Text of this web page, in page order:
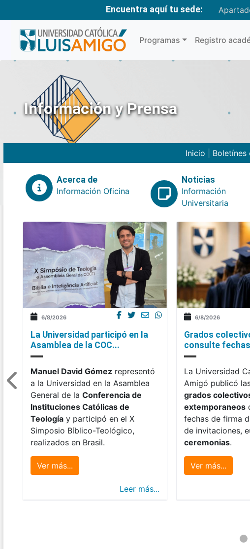
Encuentra aquí tu sede:
Programas Registro
Información y Prensa
Inicio Boletínes
Acerca de
Información Oficina
Noticias
Información
Universitaria
6/8/2026
La Universidad participó en la
Asamblea de la COC...
Manuel David Gómez representó
a la Universidad en la Asamblea
General de la Conferencia de
Instituciones Católicas de
Teología y participó en el X
Simposio Bíblico-Teológico,
realizados en Brasil.
Ver más...
Leer más...
6/8/2026
Grados
consulte
La Universidad
Amigó publicó
grados
extemporaneos
fechas de firma
de invitaciones,
ceremonias.
Ver más...